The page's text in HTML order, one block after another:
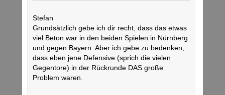
Stefan
Grundsätzlich gebe ich dir recht, dass das etwas
viel Beton war in den beiden Spielen in Nürnberg
und gegen Bayern. Aber ich gebe zu bedenken,
dass eben jene Defensive (sprich die vielen
Gegentore) in der Rückrunde DAS große
Problem waren.